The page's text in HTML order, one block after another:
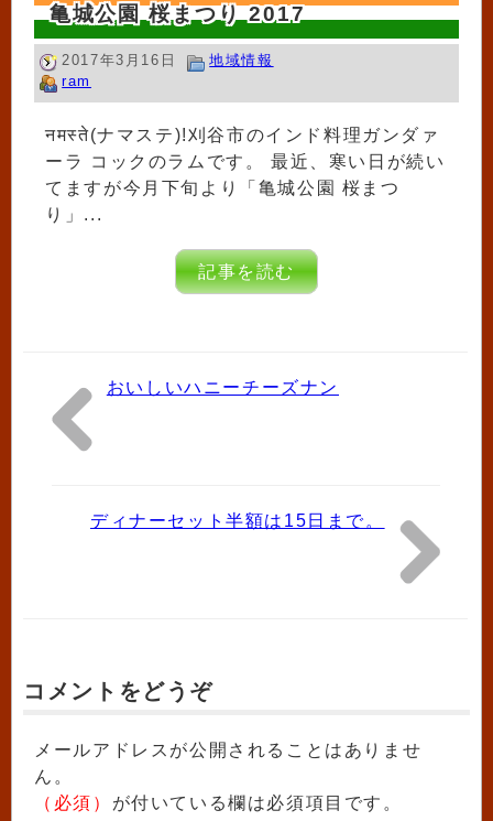
亀城公園 桜まつり 2017
2017年3月16日
地域情報
ram
नमस्ते(ナマステ)!刈谷市のインド料理ガンダァ
ーラ コックのラムです。 最近、寒い日が続い
てますが今月下旬より「亀城公園 桜まつ
り」...
記事を読む
おいしいハニーチーズナン
ディナーセット半額は15日まで。
コメントをどうぞ
メールアドレスが公開されることはありませ
ん。
（必須） が付いている欄は必須項目です。